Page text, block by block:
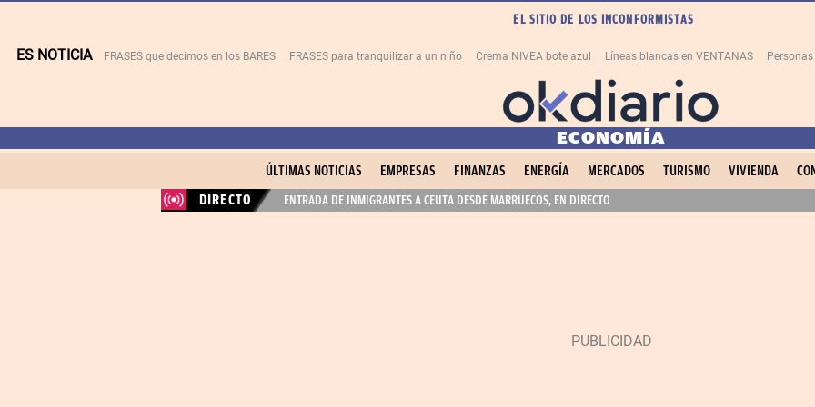
EL SITIO DE LOS INCONFORMISTAS
ES NOTICIA FRASES que decimos en los BARES FRASES para tranquilizar a un niño Crema NIVEA bote azul Líneas blancas en VENTANAS Personas
ECONOMÍA
ÚLTIMAS NOTICIAS EMPRESAS FINANZAS ENERGÍA MERCADOS TURISMO VIVIENDA
DIRECTO
ENTRADA DE INMIGRANTES A CEUTA DESDE MARRUECOS, EN DIRECTO